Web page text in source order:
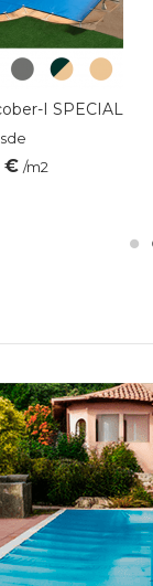
I SPECIAL
€ /m2